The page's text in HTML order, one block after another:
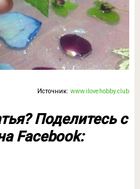
Источник:www.ilovehobby.club
Поделитесь с
Facebook: